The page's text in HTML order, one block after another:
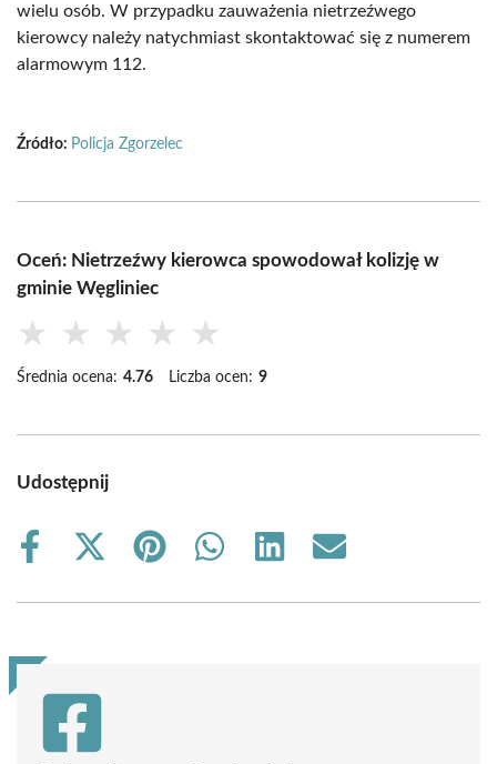
wielu osób. W przypadku zauważenia nietrzeźwego
kierowcy należy natychmiast skontaktować się z numerem
alarmowym 112.
Źródło: Policja Zgorzelec
Oceń: Nietrzeźwy kierowca spowodował kolizję w
gminie Węgliniec
★ ★ ★ ★ ★
Średnia ocena: 4.76 Liczba ocen: 9
Udostępnij
Share
Share
(Twitter)
Share
Share
Share
Share